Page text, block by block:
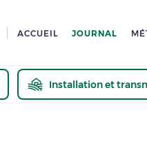
ACCUEIL JOURNAL
Installation et